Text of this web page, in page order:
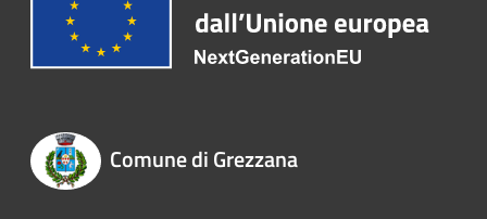
Comune di Grezzana